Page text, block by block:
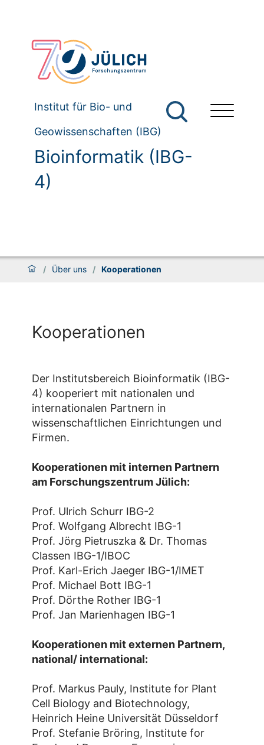
Institut für Bio- und
Geowissenschaften (IBG)
Bioinformatik (IBG-
4)
/ Über uns / Kooperationen
Kooperationen
Der Institutsbereich Bioinformatik (IBG-
4) kooperiert mit nationalen und
internationalen Partnern in
wissenschaftlichen Einrichtungen und
Firmen.
Kooperationen mit internen Partnern
am Forschungszentrum Jülich:
Prof. Ulrich Schurr IBG-2
Prof. Wolfgang Albrecht IBG-1
Prof. Jörg Pietruszka & Dr. Thomas
Classen IBG-1/IBOC
Prof. Karl-Erich Jaeger IBG-1/IMET
Prof. Michael Bott IBG-1
Prof. Dörthe Rother IBG-1
Prof. Jan Marienhagen IBG-1
Kooperationen mit externen Partnern,
national/ international:
Prof. Markus Pauly, Institute for Plant
Cell Biology and Biotechnology,
Heinrich Heine Universität Düsseldorf
Prof. Stefanie Bröring, Institute for